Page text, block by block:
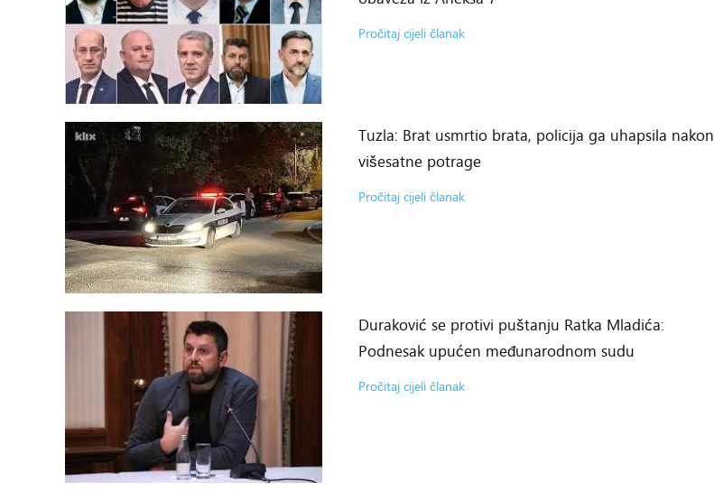
Pročitaj cijeli članak
Tuzla: Brat usmrtio brata, policija ga uhapsila nakon
višesatne potrage
Pročitaj cijeli članak
Duraković se protivi puštanju Ratka Mladića:
Podnesak upućen međunarodnom sudu
Pročitaj cijeli članak